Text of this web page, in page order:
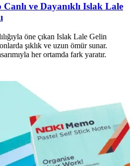
ve Dayanıklı Islak Lale
öne çıkan Islak Lale Gelin
şıklık ve uzun ömür sunar.
her ortamda fark yaratır.